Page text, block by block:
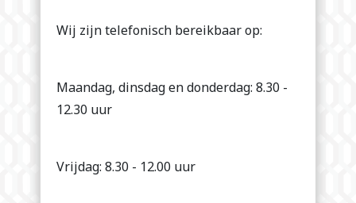
Wij zijn telefonisch bereikbaar op:
Maandag, dinsdag en donderdag: 8.30 -
12.30 uur
Vrijdag: 8.30 - 12.00 uur